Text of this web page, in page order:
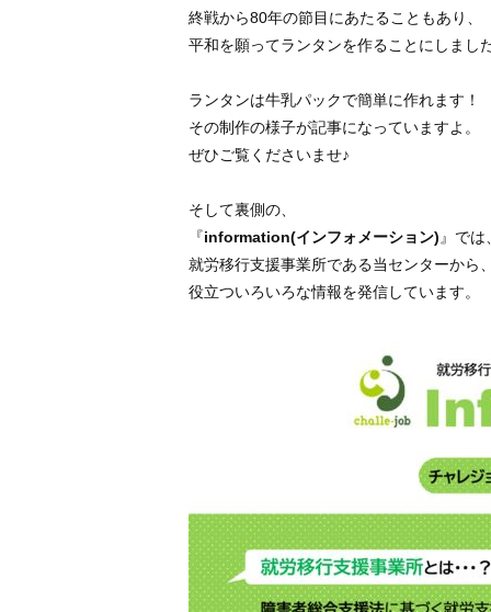
終戦から80年の節目にあたることもあり、
平和を願ってランタンを作ることにしまし
ランタンは牛乳パックで簡単に作れます！
その制作の様子が記事になっていますよ。
ぜひご覧くださいませ♪
そして裏側の、
『information(インフォメーション) 』では
就労移行支援事業所である当センターから
役立ついろいろな情報を発信しています。